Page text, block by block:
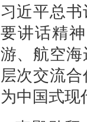
习近平总
要讲话精
游、航空
层次交流
为中国式现